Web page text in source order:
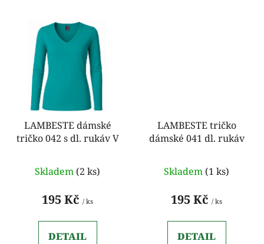
LAMBESTE dámské
tričko 042 s dl. rukáv V
Skladem (2 ks)
195 Kč / ks
DETAIL
LAMBESTE tričko
dámské 041 dl. rukáv
Skladem (1 ks)
195 Kč / ks
DETAIL